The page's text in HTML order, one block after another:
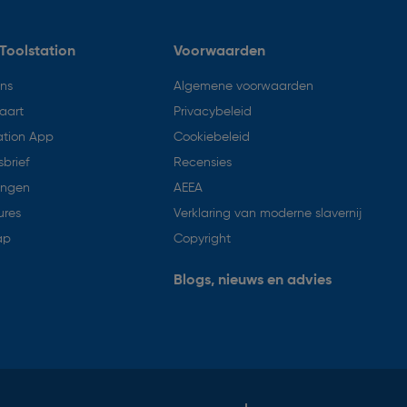
App
Voorwaarden
Algemene voorwaarden
Privacybeleid
Cookiebeleid
Recensies
AEEA
Verklaring van moderne slavernij
Copyright
Blogs, nieuws en advies